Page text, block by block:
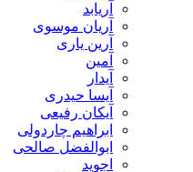
آریان موسوی
آرین یاری
آیسا حیدری
آیکان رفیعی
ابراهیم چاردولی
ابوالفضل صالحی